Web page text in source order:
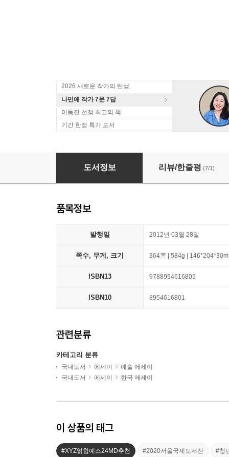
2026 새로운 작가의 탄생
나민애 작가 7문 7답
이동진 선정 최고의 책
기간 한정 특가 도서
너랑 나랑 노랑
도서정보 리뷰/한줄평 (7/1)
품목정보
발행일 2012년 03월 28일
쪽수, 무게, 크기 364쪽 | 584g |
ISBN13 9788954616805
ISBN10 8954616801
관련분류
카테고리 분류
국내도서 에세이
예술 에세이
국내도서
에세이 한국 에세이
이 상품의 태그
#XYZ얽힘예스24MD추천 #2020서울국제도서전 #청